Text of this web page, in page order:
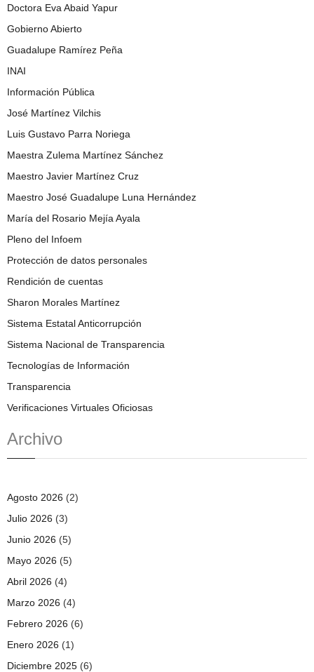
Doctora Eva Abaid Yapur
Gobierno Abierto
Guadalupe Ramírez Peña
INAI
Información Pública
José Martínez Vilchis
Luis Gustavo Parra Noriega
Maestra Zulema Martínez Sánchez
Maestro Javier Martínez Cruz
Maestro José Guadalupe Luna Hernández
María del Rosario Mejía Ayala
Pleno del Infoem
Protección de datos personales
Rendición de cuentas
Sharon Morales Martínez
Sistema Estatal Anticorrupción
Sistema Nacional de Transparencia
Tecnologías de Información
Transparencia
Verificaciones Virtuales Oficiosas
Archivo
Agosto 2026 (2)
Julio 2026 (3)
Junio 2026 (5)
Mayo 2026 (5)
Abril 2026 (4)
Marzo 2026 (4)
Febrero 2026 (6)
Enero 2026 (1)
Diciembre 2025 (6)